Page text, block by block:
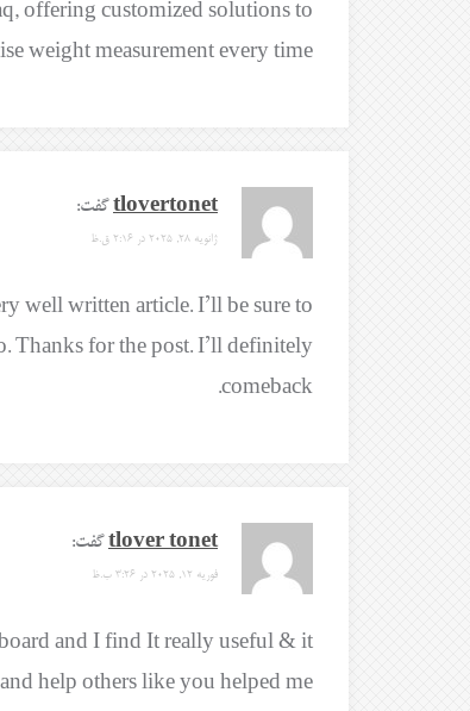
offering customized solutions to
weight measurement every time.
tlovertonet گفت:
ژانویه 28, 2025 در 2:16 ق.ظ
well written article. I’ll be sure to
Thanks for the post. I’ll definitely
comeback.
tlover tonet گفت:
فوریه 12, 2025 در 3:26 ب.ظ
and I find It really useful & it
help others like you helped me.